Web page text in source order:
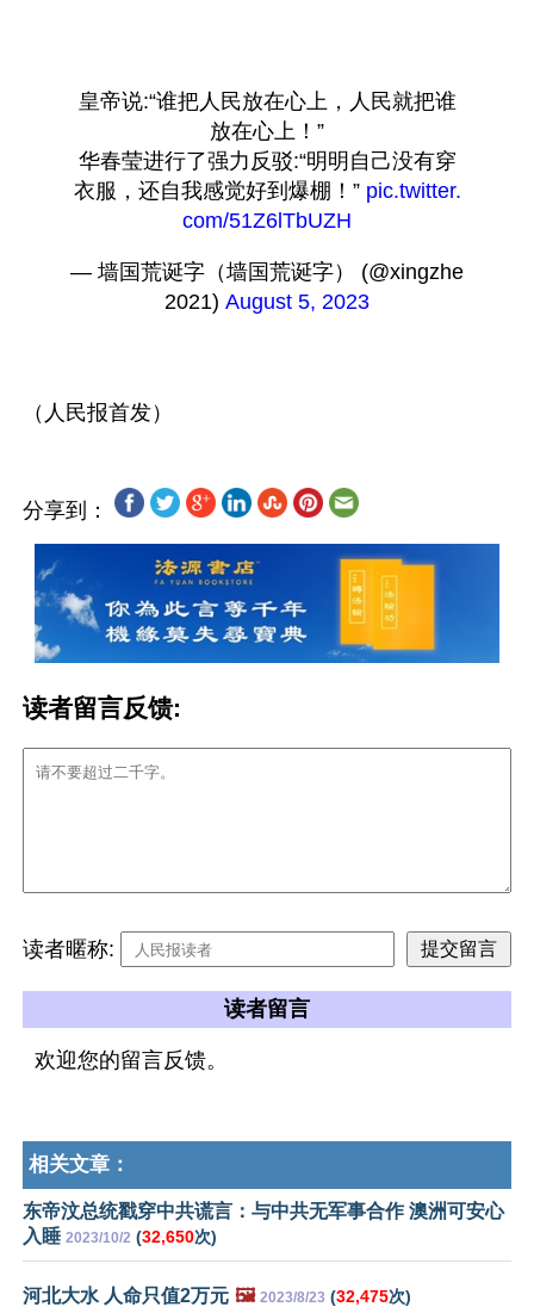
皇帝说:“谁把人民放在心上，人民就把谁
放在心上！”
华春莹进行了强力反驳:“明明自己没有穿
衣服，还自我感觉好到爆棚！” pic.twitter.
com/51Z6lTbUZH
— 墙国荒诞字（墙国荒诞字） (@xingzhe
2021) August 5, 2023
分享到：
读者留言反馈:
读者暱称:
读者留言
欢迎您的留言反馈。
相关文章：
东帝汶总统戳穿中共谎言：与中共无军事合作 澳洲可安心
入睡 2023/10/2 (32,650次)
河北大水 人命只值2万元 🖼️ 2023/8/23 (32,475次)